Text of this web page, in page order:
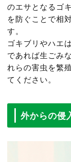
のエサとなるゴ
を防ぐことで相
す。
ゴキブリやハエ
であれば生ごみ
れらの害虫を繁
てください。
外からの侵